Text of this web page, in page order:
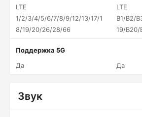
LTE
1/2/3/4/5/6/7/8/9/12/13/17/1
8/19/20/26/28/66
LTE
B1/B2/
19/B20/
Поддержка 5G
Да
Да
Звук